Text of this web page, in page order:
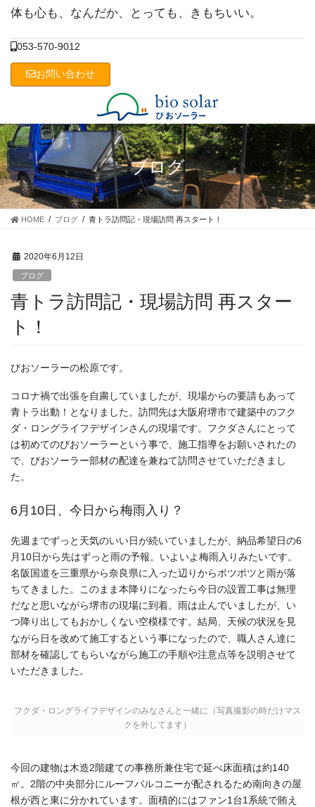
移
動
体も心も、なんだか、とっても、きもちいい。
053-570-9012
お問い合わせ
ブログ
HOME ブログ 青トラ訪問記・現場訪問 再スタート！
2020年6月12日
ブログ
青トラ訪問記・現場訪問 再スター
ト！
びおソーラーの松原です。
コロナ禍で出張を自粛していましたが、現場からの要請もあって
青トラ出動！となりました。訪問先は大阪府堺市で建築中のフク
ダ・ロングライフデザインさんの現場です。フクダさんにとって
は初めてのびおソーラーという事で、施工指導をお願いされたの
で、びおソーラー部材の配達を兼ねて訪問させていただきまし
た。
6月10日、今日から梅雨入り？
先週までずっと天気のいい日が続いていましたが、納品希望日の6
月10日から先はずっと雨の予報。いよいよ梅雨入りみたいです。
名阪国道を三重県から奈良県に入った辺りからポツポツと雨が落
ちてきました。このまま本降りになったら今日の設置工事は無理
だなと思いながら堺市の現場に到着。雨は止んでいましたが、い
つ降り出してもおかしくない空模様です。結局、天候の状況を見
ながら日を改めて施工するという事になったので、 職人さん達に
部材を確認してもらいながら施工の手順や注意点等を説明させて
いただきました。
フクダ・ロングライフデザインのみなさんと一緒に（写真撮影の時だけマス
クを外してます）
今回の建物は木造2階建ての事務所兼住宅で延べ床面積は約140
㎡。2階の中央部分にルーフバルコニーが配されるため南向きの屋
根が西と東に分かれています。面積的にはファン1台1系統で賄え